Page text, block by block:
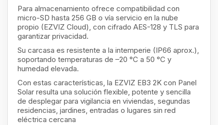
Para almacenamiento ofrece compatibilidad con
micro-SD hasta 256 GB o vía servicio en la nube
propio (EZVIZ Cloud), con cifrado AES-128 y TLS para
garantizar privacidad.
Su carcasa es resistente a la intemperie (IP66 aprox.),
soportando temperaturas de –20 °C a 50 °C y
humedad elevada.
Con estas características, la EZVIZ EB3 2K con Panel
Solar resulta una solución flexible, potente y sencilla
de desplegar para vigilancia en viviendas, segundas
residencias, jardines, entradas o lugares sin red
eléctrica cercana